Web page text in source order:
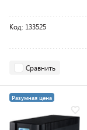
Код: 133525
Сравнить
Разумная цена